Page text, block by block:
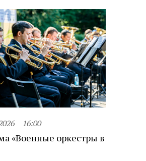
16:00
«Военные оркестры в